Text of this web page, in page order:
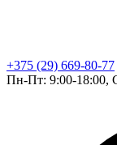
+375 (29) 669-80-77
Пн-Пт: 9:00-18:00,